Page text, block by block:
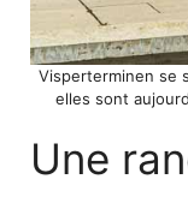
Visperterminen se
elles sont
Une